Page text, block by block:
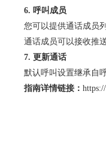
6. 呼叫成员
您可以提供通话成员
通话成员可以接收推
7. 更新通话
默认呼叫设置继承自
指南详情链接：